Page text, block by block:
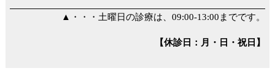
▲・・・土曜日の診療は、09:00-13:00までです。
【休診日：月・日・祝日】